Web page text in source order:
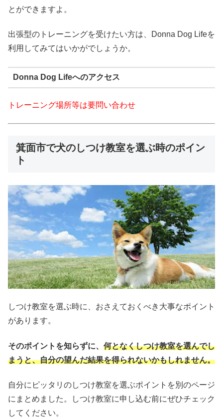
とができますよ。
出張型のトレーニングを受けたい方は、Donna Dog Lifeを
利用してみてはいかがでしょうか。
Donna Dog Lifeへのアクセス
トレーニング場所等は要問い合わせ
箕面市で犬のしつけ教室を選ぶ時のポイン
ト
しつけ教室を選ぶ時に、おさえておくべき大事なポイント
があります。
そのポイントを知らずに、 何となくしつけ教室を選んでし
まうと、自分の望んだ結果を得られないかもしれません。
自分にピッタリのしつけ教室を選ぶポイントを別のページ
にまとめました。しつけ教室に申し込む前にぜひチェック
してください。